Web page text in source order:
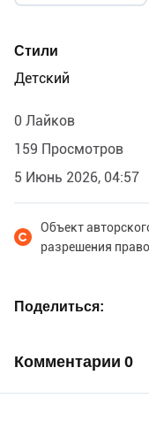
Стили
Детский
0 Лайков
159 Просмотров
5 Июнь 2026, 04:57
Объект
разрешения
Поделиться
Комментарии 0